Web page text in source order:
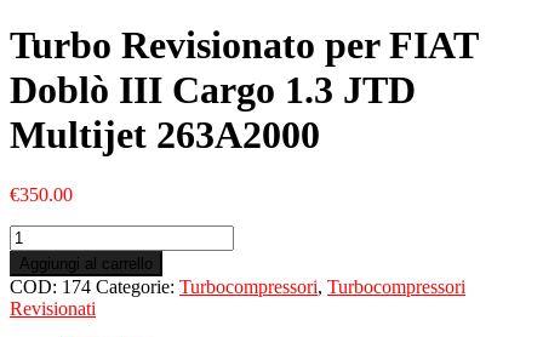
Turbo Revisionato per FIAT
Doblò III Cargo 1.3 JTD
Multijet 263A2000
€350.00
Turbo
Revisionato
per
FIAT
Doblò
Aggiungi al carrello
COD: 174 Categorie: Turbocompressori, Turbocompressori
Revisionati